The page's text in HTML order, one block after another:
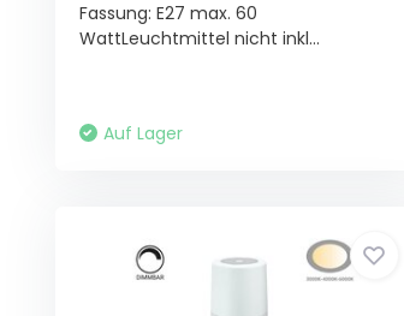
Fassung: E27 max. 60
WattLeuchtmittel nicht inkl...
Auf Lager